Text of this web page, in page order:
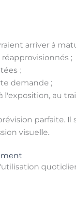
arriver à
;
;
demande ;
l'exposition, au
parfaite.
visuelle.